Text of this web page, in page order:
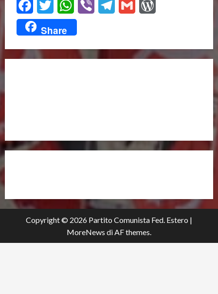
FacebookTwitter WhatsApp
Viber TelegramGmail
Share
Copyright © 2026 Partito Comunista Fed. Estero |
MoreNews di AF themes.